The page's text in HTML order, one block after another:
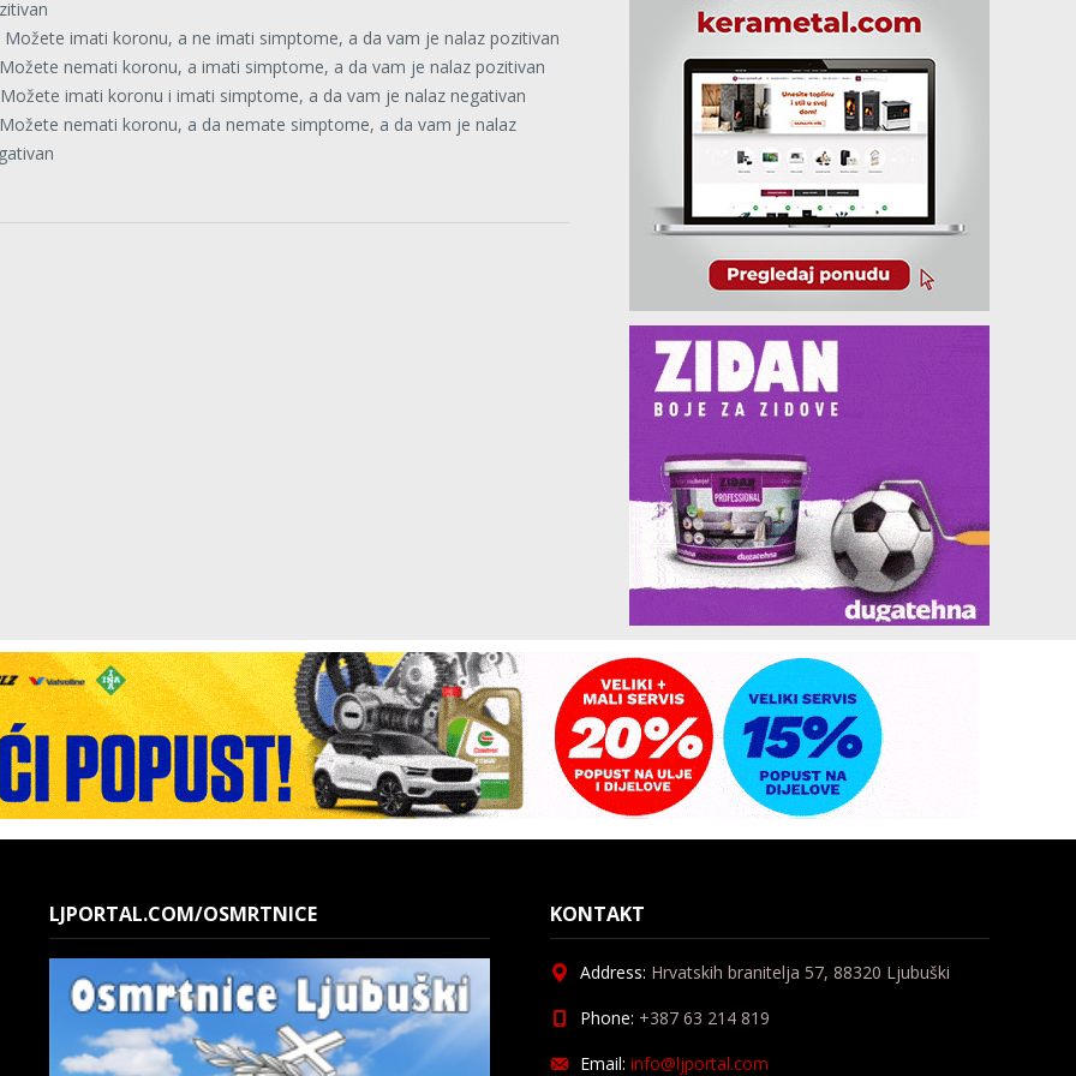
Možete imati koronu, a ne imati simptome, a da vam je nalaz pozitivan
nemati koronu, a imati simptome, a da vam je nalaz pozitivan
imati koronu i imati simptome, a da vam je nalaz negativan
nemati koronu, a da nemate simptome, a da vam je nalaz
LJPORTAL.COM/OSMRTNICE KONTAKT
Address: Hrvatskih branitelja 57, 88320 Ljubuški
Phone: +387 63 214 819
Email: info@ljportal.com